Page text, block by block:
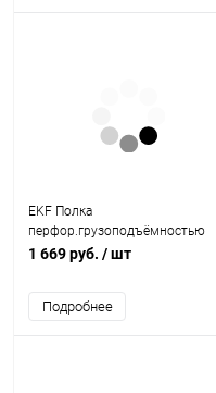
EKF Полка
перфор.грузоподъёмностью
100 кг (глубина 390) (ITASP390)
1 669 руб. / шт
Подробнее